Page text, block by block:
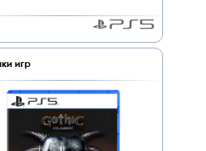
игр